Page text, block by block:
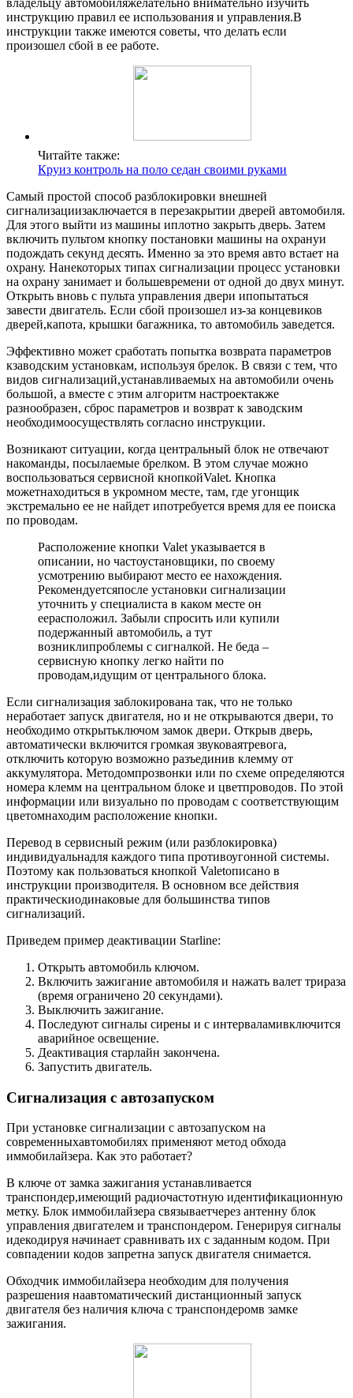
владельцу автомобиляжелательно внимательно изучить
инструкцию правил ее использования и управления.В
инструкции также имеются советы, что делать если
произошел сбой в ее работе.
Читайте также:
Круиз контроль на поло седан своими руками
Самый простой способ разблокировки внешней
сигнализациизаключается в перезакрытии дверей автомобиля.
Для этого выйти из машины иплотно закрыть дверь. Затем
включить пультом кнопку постановки машины на охрануи
подождать секунд десять. Именно за это время авто встает на
охрану. Нанекоторых типах сигнализации процесс установки
на охрану занимает и большевремени от одной до двух минут.
Открыть вновь с пульта управления двери ипопытаться
завести двигатель. Если сбой произошел из-за концевиков
дверей,капота, крышки багажника, то автомобиль заведется.
Эффективно может сработать попытка возврата параметров
кзаводским установкам, используя брелок. В связи с тем, что
видов сигнализаций,устанавливаемых на автомобили очень
большой, а вместе с этим алгоритм настроектакже
разнообразен, сброс параметров и возврат к заводским
необходимоосуществлять согласно инструкции.
Возникают ситуации, когда центральный блок не отвечают
накоманды, посылаемые брелком. В этом случае можно
воспользоваться сервисной кнопкойValet. Кнопка
можетнаходиться в укромном месте, там, где угонщик
экстремально ее не найдет ипотребуется время для ее поиска
по проводам.
Расположение кнопки Valet указывается в
описании, но частоустановщики, по своему
усмотрению выбирают место ее нахождения.
Рекомендуетсяпосле установки сигнализации
уточнить у специалиста в каком месте он
еерасположил. Забыли спросить или купили
подержанный автомобиль, а тут
возниклипроблемы с сигналкой. Не беда –
сервисную кнопку легко найти по
проводам,идущим от центрального блока.
Если сигнализация заблокирована так, что не только
неработает запуск двигателя, но и не открываются двери, то
необходимо открытьключом замок двери. Открыв дверь,
автоматически включится громкая звуковаятревога,
отключить которую возможно разъединив клемму от
аккумулятора. Методомпрозвонки или по схеме определяются
номера клемм на центральном блоке и цветпроводов. По этой
информации или визуально по проводам с соответствующим
цветомнаходим расположение кнопки.
Перевод в сервисный режим (или разблокировка)
индивидуальнадля каждого типа противоугонной системы.
Поэтому как пользоваться кнопкой Valetописано в
инструкции производителя. В основном все действия
практическиодинаковые для большинства типов
сигнализаций.
Приведем пример деактивации Starline:
Открыть автомобиль ключом.
Включить зажигание автомобиля и нажать валет трираза
(время ограничено 20 секундами).
Выключить зажигание.
Последуют сигналы сирены и с интерваламивключится
аварийное освещение.
Деактивация старлайн закончена.
Запустить двигатель.
Сигнализация с автозапуском
При установке сигнализации с автозапуском на
современныхавтомобилях применяют метод обхода
иммобилайзера. Как это работает?
В ключе от замка зажигания устанавливается
транспондер,имеющий радиочастотную идентификационную
метку. Блок иммобилайзера связываетчерез антенну блок
управления двигателем и транспондером. Генерируя сигналы
идекодируя начинает сравнивать их с заданным кодом. При
совпадении кодов запретна запуск двигателя снимается.
Обходчик иммобилайзера необходим для получения
разрешения наавтоматический дистанционный запуск
двигателя без наличия ключа с транспондеромв замке
зажигания.